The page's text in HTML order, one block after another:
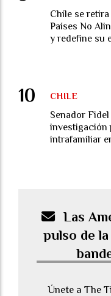
Chile se
Países No
y redefine su
Senador
investigación
intrafamiliar
CHILE
Las
pulso de
Únete a The